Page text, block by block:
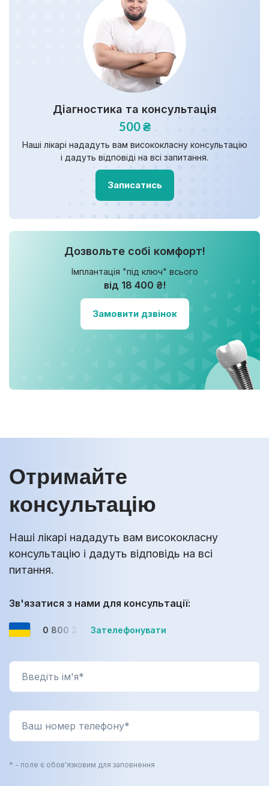
Діагностика та консультація
500 ₴
Наші лікарі нададуть вам висококласну консультацію
і дадуть відповіді на всі запитання.
Записатись
Дозвольте собі комфорт!
Імплантація "під ключ" всього
від 18 400 ₴!
Замовити дзвінок
Отримайте
консультацію
Наші лікарі нададуть вам висококласну
консультацію і дадуть відповідь на всі
питання.
Зв'язатися з нами для консультації:
0 800 33-08-12Зателефонувати
* - поле є обов'язковим для заповнення